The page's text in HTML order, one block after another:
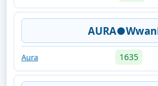
Aura 1635